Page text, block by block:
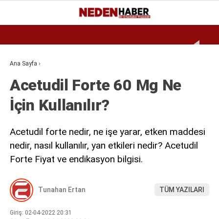
27.7
BURSA
EKONOMI
BIYOGRAFI
MAGAZIN
SIYASET
SAĞLIK
TEKNOLOJI
Ana Sayfa ›
Acetudil Forte 60 Mg Ne
İçin Kullanılır?
Acetudil forte nedir, ne işe yarar, etken maddesi
nedir, nasıl kullanılır, yan etkileri nedir? Acetudil
Forte Fiyat ve endikasyon bilgisi.
Tunahan Ertan TÜM YAZILARI
Giriş: 02-04-2022 20:31